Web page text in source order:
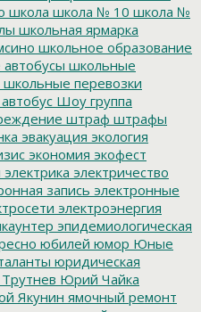
школа школа № 10 школа №
школьная ярмарка
школьное образование
школьные
школьные перевозки
Шоу группа
штраф штрафы
эвакуация экология
экономия экофест
электрика электричество
запись электронные
электроэнергия
эпидемиологическая
юбилей юмор Юные
юридическая
Юрий Чайка
Якунин ямочный ремонт